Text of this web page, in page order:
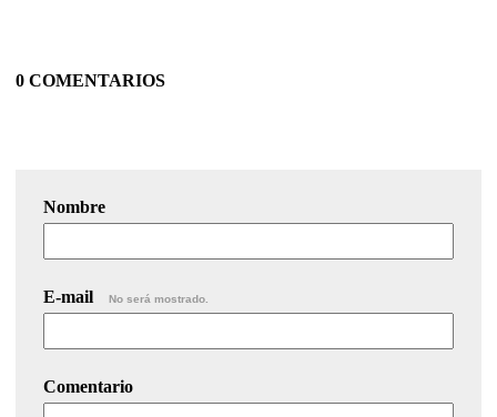
0 COMENTARIOS
Nombre
E-mail No será mostrado.
Comentario